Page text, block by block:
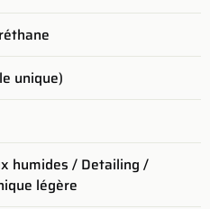
unique)
humides / Detailing /
légère